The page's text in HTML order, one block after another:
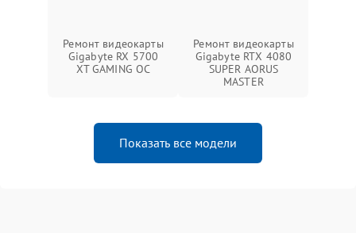
Ремонт видеокарты
Gigabyte RX 5700
XT GAMING OC
Ремонт видеокарты
Gigabyte RTX 4080
SUPER AORUS
MASTER
Показать все модели